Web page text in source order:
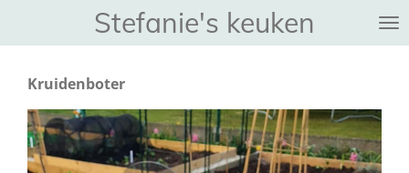
hoofdinhoud
Stefanie's keuken
Kruidenboter